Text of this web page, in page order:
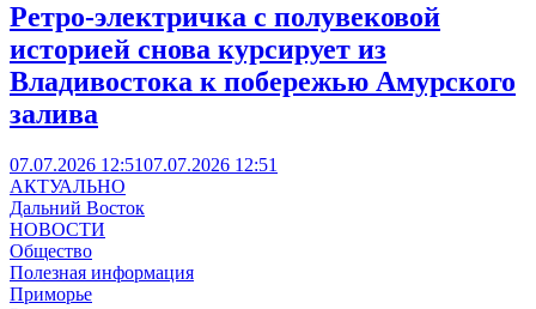
Ретро-электричка с полувековой
историей снова курсирует из
Владивостока к побережью Амурского
залива
07.07.2026 12:5107.07.2026 12:51
АКТУАЛЬНО
Дальний Восток
НОВОСТИ
Общество
Полезная информация
Приморье